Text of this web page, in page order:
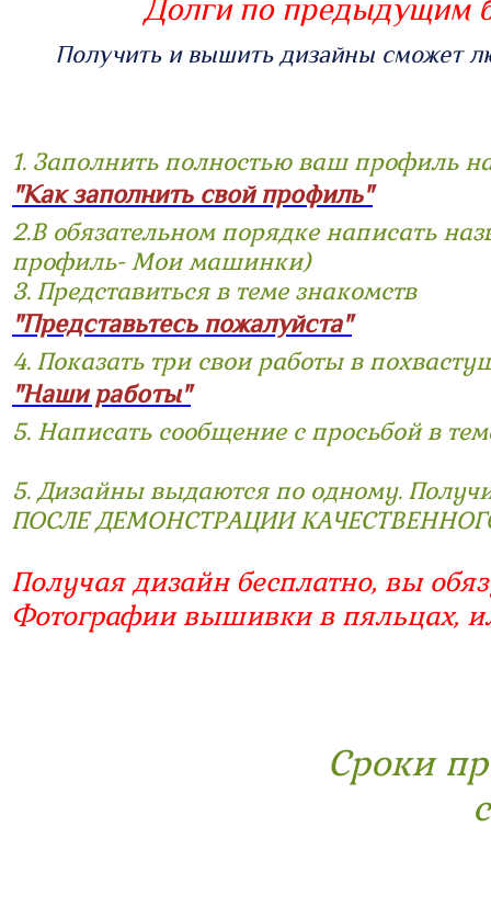
Долги по предыдущим
Получить и вышить дизайны сможет
1. Заполнить полностью ваш профиль
"Как заполнить свой профиль"
2.В обязательном порядке написать
профиль- Мои машинки)
3. Представиться в теме знакомств
"Представьтесь пожалуйста"
4. Показать три свои работы в
"Наши работы"
5. Написать сообщение с просьбой в
5. Дизайны выдаются по одному.
ПОСЛЕ ДЕМОНСТРАЦИИ
Получая дизайн бесплатно, вы
Фотографии вышивки в пяльцах,
Сроки